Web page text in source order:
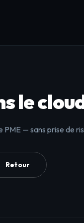
le
— sans prise de
Retour